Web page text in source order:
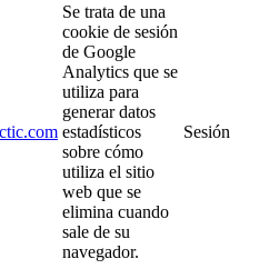
Se trata de una
cookie de sesión
de Google
Analytics que se
utiliza para
generar datos
estadísticos
sobre cómo
utiliza el sitio
web que se
elimina cuando
sale de su
navegador.
Sesión